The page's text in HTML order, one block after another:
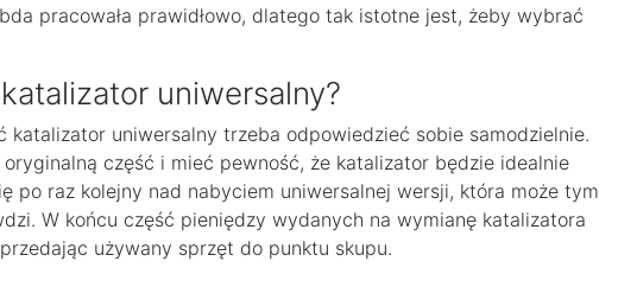
pracowała prawidłowo, dlatego tak istotne jest, żeby wybrać
uniwersalny?
uniwersalny trzeba odpowiedzieć sobie samodzielnie.
oryginalną część i mieć pewność, że katalizator będzie idealnie
po raz kolejny nad nabyciem uniwersalnej wersji, która może tym
W końcu część pieniędzy wydanych na wymianę katalizatora
używany sprzęt do punktu skupu.